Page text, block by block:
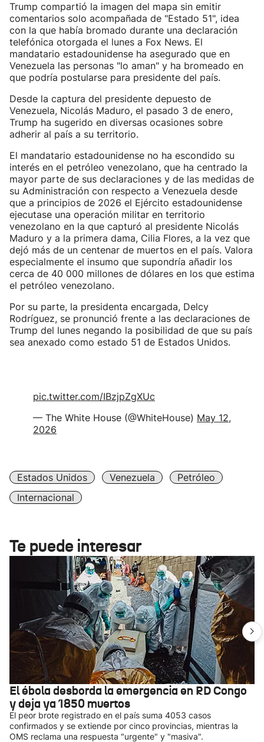
Trump compartió la imagen del mapa sin emitir
comentarios solo acompañada de "Estado 51", idea
con la que había bromado durante una declaración
telefónica otorgada el lunes a Fox News. El
mandatario estadounidense ha asegurado que en
Venezuela las personas "lo aman" y ha bromeado en
que podría postularse para presidente del país.
Desde la captura del presidente depuesto de
Venezuela, Nicolás Maduro, el pasado 3 de enero,
Trump ha sugerido en diversas ocasiones sobre
adherir al país a su territorio.
El mandatario estadounidense no ha escondido su
interés en el petróleo venezolano, que ha centrado la
mayor parte de sus declaraciones y de las medidas de
su Administración con respecto a Venezuela desde
que a principios de 2026 el Ejército estadounidense
ejecutase una operación militar en territorio
venezolano en la que capturó al presidente Nicolás
Maduro y a la primera dama, Cilia Flores, a la vez que
dejó más de un centenar de muertos en el país. Valora
especialmente el insumo que supondría añadir los
cerca de 40 000 millones de dólares en los que estima
el petróleo venezolano.
Por su parte, la presidenta encargada, Delcy
Rodríguez, se pronunció frente a las declaraciones de
Trump del lunes negando la posibilidad de que su país
sea anexado como estado 51 de Estados Unidos.
pic.twitter.com/IBzjpZgXUc
— The White House (@WhiteHouse) May 12,
2026
Estados Unidos Venezuela
Petróleo
Internacional
Te puede interesar
El ébola desborda la emergencia en RD Congo
y deja ya 1850 muertos
El peor brote registrado en el país suma 4053 casos
confirmados y se extiende por cinco provincias, mientras la
OMS reclama una respuesta "urgente" y "masiva".